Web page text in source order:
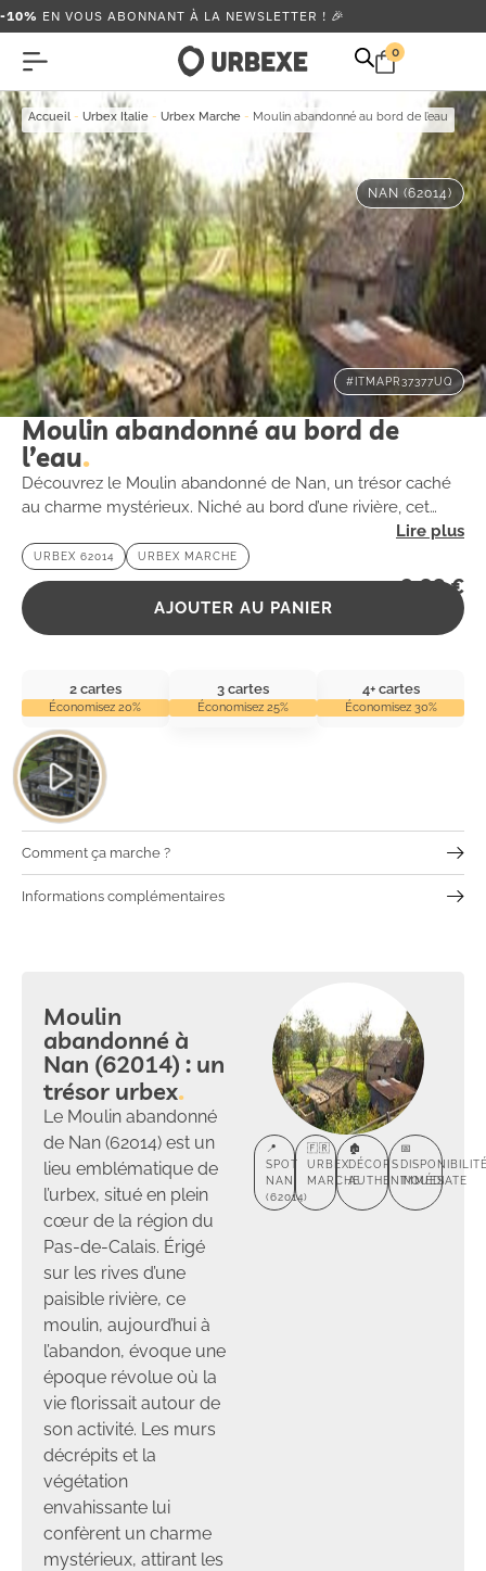
-10% EN VOUS ABONNANT À LA NEWSLETTER ! 🎉
0
Accueil - Urbex Italie - Urbex Marche - Moulin abandonné au bord de l’eau
NAN (62014)
#ITMAPR37377UQ
Moulin abandonné au bord de
l’eau
Découvrez le Moulin abandonné de Nan, un trésor caché
au charme mystérieux. Niché au bord d’une rivière, cet
endroit envoûtant invite à l’exploration et à la
contemplation.
URBEX 62014 URBEX MARCHE
2,99€
AJOUTER AU PANIER
2 cartes
Économisez 20%
3 cartes
Économisez 25%
4+ cartes
Économisez 30%
Comment ça marche ?
Informations complémentaires
Moulin
abandonné à
Nan (62014) : un
trésor urbex
Le Moulin abandonné
de Nan (62014) est un
lieu emblématique de
l’urbex, situé en plein
cœur de la région du
Pas-de-Calais. Érigé
sur les rives d’une
paisible rivière, ce
moulin, aujourd’hui à
l’abandon, évoque une
époque révolue où la
vie florissait autour de
son activité. Les murs
décrépits et la
végétation
envahissante lui
confèrent un charme
mystérieux, attirant les
📍
SPOT
NAN
(62014)
🇫🇷
URBEX
MARCHE
🏚️
DÉCORS
AUTHENTIQUES
📅
IMMÉDIATE